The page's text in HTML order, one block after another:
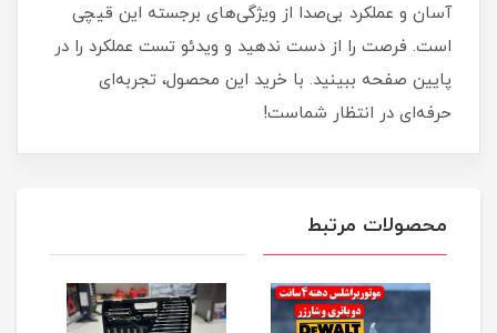
آسان و عملکرد بی‌صدا از ویژگی‌های برجسته این قیچی
است. فرصت را از دست ندهید و ویدئو تست عملکرد را در
پایین صفحه ببینید. با خرید این محصول، تجربه‌ای
حرفه‌ای در انتظار شماست!
محصولات مرتبط